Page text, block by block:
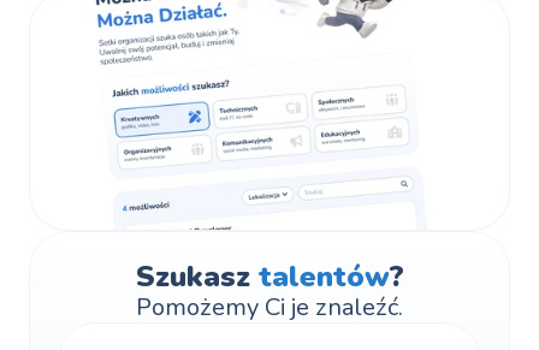
Szukasz talentów?
Pomożemy Ci je znaleźć.